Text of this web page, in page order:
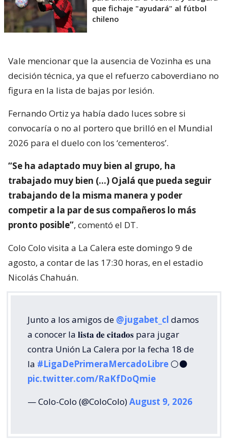
que fichaje "ayudará" al fútbol
chileno
Vale mencionar que la ausencia de Vozinha es una
decisión técnica, ya que el refuerzo caboverdiano no
figura en la lista de bajas por lesión.
Fernando Ortiz ya había dado luces sobre si
convocaría o no al portero que brilló en el Mundial
2026 para el duelo con los ‘cementeros’.
“Se ha adaptado muy bien al grupo, ha
trabajado muy bien (…) Ojalá que pueda seguir
trabajando de la misma manera y poder
competir a la par de sus compañeros lo más
pronto posible”, comentó el DT.
Colo Colo visita a La Calera este domingo 9 de
agosto, a contar de las 17:30 horas, en el estadio
Nicolás Chahuán.
Junto a los amigos de @jugabet_cl damos
a conocer la 𝐥𝐢𝐬𝐭𝐚 𝐝𝐞 𝐜𝐢𝐭𝐚𝐝𝐨𝐬 para jugar
contra Unión La Calera por la fecha 18 de
la #LigaDePrimeraMercadoLibre ⚪⚫
pic.twitter.com/RaKfDoQmie
— Colo-Colo (@ColoColo)August 9, 2026